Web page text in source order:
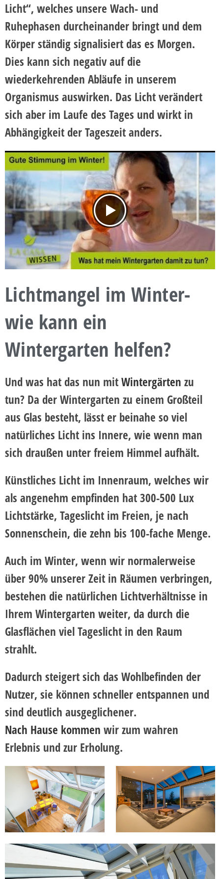
Licht“, welches unsere Wach- und
Ruhephasen durcheinander bringt und dem
Körper ständig signalisiert das es Morgen.
Dies kann sich negativ auf die
wiederkehrenden Abläufe in unserem
Organismus auswirken. Das Licht verändert
sich aber im Laufe des Tages und wirkt in
Abhängigkeit der Tageszeit anders.
Lichtmangel im Winter-
wie kann ein
Wintergarten helfen?
Und was hat das nun mitWintergärten zu
tun? Da der Wintergarten zu einem Großteil
aus Glas besteht, lässt er beinahe so viel
natürliches Licht ins Innere, wie wenn man
sich draußen unter freiem Himmel aufhält.
Künstliches Licht im Innenraum, welches wir
als angenehm empfinden hat 300-500 Lux
Lichtstärke, Tageslicht im Freien, je nach
Sonnenschein, die zehn bis 100-fache Menge.
Auch im Winter, wenn wir normalerweise
über 90% unserer Zeit in Räumen verbringen,
bestehen die natürlichen Lichtverhältnisse in
Ihrem Wintergarten weiter, da durch die
Glasflächen viel Tageslicht in den Raum
strahlt.
Dadurch steigert sich das Wohlbefinden der
Nutzer, sie können schneller entspannen und
sind deutlich ausgeglichener.
Nach Hause kommen wir zum wahren
Erlebnis und zur Erholung.